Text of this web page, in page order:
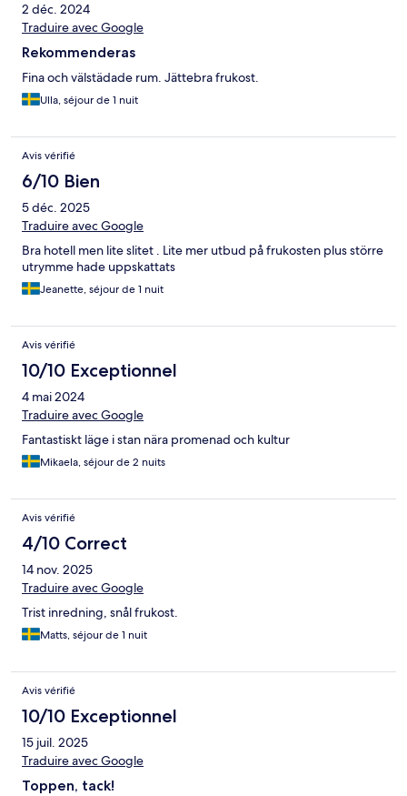
2 déc. 2024
Traduire avec Google
Rekommenderas
Fina och välstädade rum. Jättebra frukost.
Ulla, séjour de 1 nuit
Avis vérifié
6/10 Bien
5 déc. 2025
Traduire avec Google
Bra hotell men lite slitet . Lite mer utbud på frukosten plus större
utrymme hade uppskattats
Jeanette, séjour de 1 nuit
Avis vérifié
10/10 Exceptionnel
4 mai 2024
Traduire avec Google
Fantastiskt läge i stan nära promenad och kultur
Mikaela, séjour de 2 nuits
Avis vérifié
4/10 Correct
14 nov. 2025
Traduire avec Google
Trist inredning, snål frukost.
Matts, séjour de 1 nuit
Avis vérifié
10/10 Exceptionnel
15 juil. 2025
Traduire avec Google
Toppen, tack!